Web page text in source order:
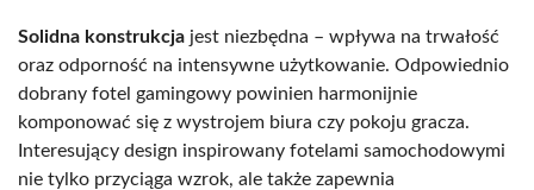
Solidna konstrukcja jest niezbędna – wpływa na trwałość
oraz odporność na intensywne użytkowanie. Odpowiednio
dobrany fotel gamingowy powinien harmonijnie
komponować się z wystrojem biura czy pokoju gracza.
Interesujący design inspirowany fotelami samochodowymi
nie tylko przyciąga wzrok, ale także zapewnia